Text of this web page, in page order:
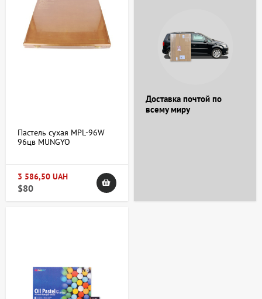
Пастель сухая MPL-96W
96цв MUNGYO
3 586,50 UAH
$80
Доставка почтой по
всему миру